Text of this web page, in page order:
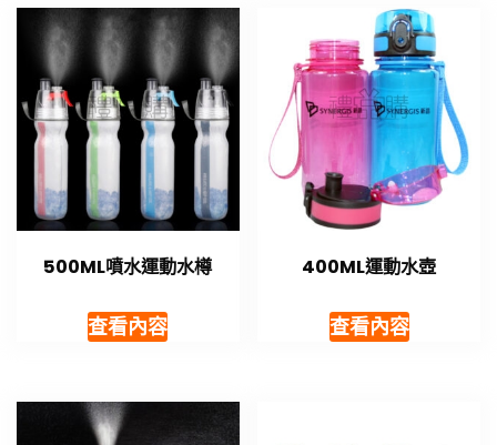
500ML噴水運動水樽
查看內容
400ML運動水壺
查看內容